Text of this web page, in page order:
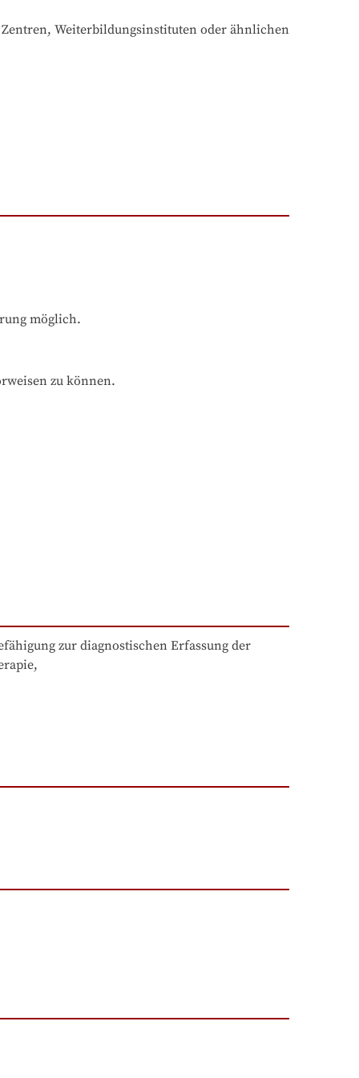
Weiterbildungsinstituten oder ähnlichen
möglich.
zu können.
zur diagnostischen Erfassung der